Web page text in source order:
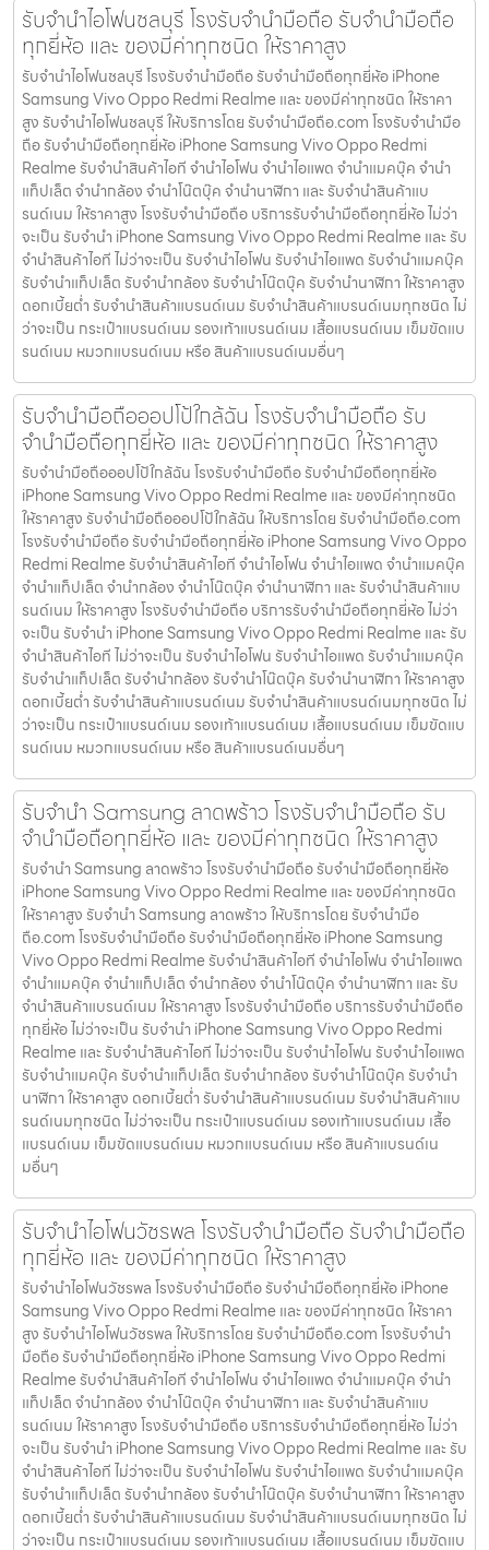
รับจำนำไอโฟนชลบุรี โรงรับจำนำมือถือ รับจำนำมือถือ
ทุกยี่ห้อ และ ของมีค่าทุกชนิด ให้ราคาสูง
รับจำนำไอโฟนชลบุรี โรงรับจำนำมือถือ รับจำนำมือถือทุกยี่ห้อ iPhone
Samsung Vivo Oppo Redmi Realme และ ของมีค่าทุกชนิด ให้ราคา
สูง รับจำนำไอโฟนชลบุรี ให้บริการโดย รับจํานํามือถือ.com โรงรับจำนำมือ
ถือ รับจำนำมือถือทุกยี่ห้อ iPhone Samsung Vivo Oppo Redmi
Realme รับจำนำสินค้าไอที จำนำไอโฟน จำนำไอแพด จำนำแมคบุ๊ค จำนำ
แท็ปเล็ต จำนำกล้อง จำนำโน๊ตบุ๊ค จำนำนาฬิกา และ รับจำนำสินค้าแบ
รนด์เนม ให้ราคาสูง โรงรับจำนำมือถือ บริการรับจำนำมือถือทุกยี่ห้อ ไม่ว่า
จะเป็น รับจำนำ iPhone Samsung Vivo Oppo Redmi Realme และ รับ
จำนำสินค้าไอที ไม่ว่าจะเป็น รับจำนำไอโฟน รับจำนำไอแพด รับจำนำแมคบุ๊ค
รับจำนำแท็ปเล็ต รับจำนำกล้อง รับจำนำโน๊ตบุ๊ค รับจำนำนาฬิกา ให้ราคาสูง
ดอกเบี้ยต่ำ รับจำนำสินค้าแบรนด์เนม รับจำนำสินค้าแบรนด์เนมทุกชนิด ไม่
ว่าจะเป็น กระเป๋าแบรนด์เนม รองเท้าแบรนด์เนม เสื้อแบรนด์เนม เข็มขัดแบ
รนด์เนม หมวกแบรนด์เนม หรือ สินค้าแบรนด์เนมอื่นๆ
รับจำนำมือถือออปโป้ใกล้ฉัน โรงรับจำนำมือถือ รับ
จำนำมือถือทุกยี่ห้อ และ ของมีค่าทุกชนิด ให้ราคาสูง
รับจำนำมือถือออปโป้ใกล้ฉัน โรงรับจำนำมือถือ รับจำนำมือถือทุกยี่ห้อ
iPhone Samsung Vivo Oppo Redmi Realme และ ของมีค่าทุกชนิด
ให้ราคาสูง รับจำนำมือถือออปโป้ใกล้ฉัน ให้บริการโดย รับจํานํามือถือ.com
โรงรับจำนำมือถือ รับจำนำมือถือทุกยี่ห้อ iPhone Samsung Vivo Oppo
Redmi Realme รับจำนำสินค้าไอที จำนำไอโฟน จำนำไอแพด จำนำแมคบุ๊ค
จำนำแท็ปเล็ต จำนำกล้อง จำนำโน๊ตบุ๊ค จำนำนาฬิกา และ รับจำนำสินค้าแบ
รนด์เนม ให้ราคาสูง โรงรับจำนำมือถือ บริการรับจำนำมือถือทุกยี่ห้อ ไม่ว่า
จะเป็น รับจำนำ iPhone Samsung Vivo Oppo Redmi Realme และ รับ
จำนำสินค้าไอที ไม่ว่าจะเป็น รับจำนำไอโฟน รับจำนำไอแพด รับจำนำแมคบุ๊ค
รับจำนำแท็ปเล็ต รับจำนำกล้อง รับจำนำโน๊ตบุ๊ค รับจำนำนาฬิกา ให้ราคาสูง
ดอกเบี้ยต่ำ รับจำนำสินค้าแบรนด์เนม รับจำนำสินค้าแบรนด์เนมทุกชนิด ไม่
ว่าจะเป็น กระเป๋าแบรนด์เนม รองเท้าแบรนด์เนม เสื้อแบรนด์เนม เข็มขัดแบ
รนด์เนม หมวกแบรนด์เนม หรือ สินค้าแบรนด์เนมอื่นๆ
รับจำนำ Samsung ลาดพร้าว โรงรับจำนำมือถือ รับ
จำนำมือถือทุกยี่ห้อ และ ของมีค่าทุกชนิด ให้ราคาสูง
รับจำนำ Samsung ลาดพร้าว โรงรับจำนำมือถือ รับจำนำมือถือทุกยี่ห้อ
iPhone Samsung Vivo Oppo Redmi Realme และ ของมีค่าทุกชนิด
ให้ราคาสูง รับจำนำ Samsung ลาดพร้าว ให้บริการโดย รับจํานํามือ
ถือ.com โรงรับจำนำมือถือ รับจำนำมือถือทุกยี่ห้อ iPhone Samsung
Vivo Oppo Redmi Realme รับจำนำสินค้าไอที จำนำไอโฟน จำนำไอแพด
จำนำแมคบุ๊ค จำนำแท็ปเล็ต จำนำกล้อง จำนำโน๊ตบุ๊ค จำนำนาฬิกา และ รับ
จำนำสินค้าแบรนด์เนม ให้ราคาสูง โรงรับจำนำมือถือ บริการรับจำนำมือถือ
ทุกยี่ห้อ ไม่ว่าจะเป็น รับจำนำ iPhone Samsung Vivo Oppo Redmi
Realme และ รับจำนำสินค้าไอที ไม่ว่าจะเป็น รับจำนำไอโฟน รับจำนำไอแพด
รับจำนำแมคบุ๊ค รับจำนำแท็ปเล็ต รับจำนำกล้อง รับจำนำโน๊ตบุ๊ค รับจำนำ
นาฬิกา ให้ราคาสูง ดอกเบี้ยต่ำ รับจำนำสินค้าแบรนด์เนม รับจำนำสินค้าแบ
รนด์เนมทุกชนิด ไม่ว่าจะเป็น กระเป๋าแบรนด์เนม รองเท้าแบรนด์เนม เสื้อ
แบรนด์เนม เข็มขัดแบรนด์เนม หมวกแบรนด์เนม หรือ สินค้าแบรนด์เน
มอื่นๆ
รับจำนำไอโฟนวัชรพล โรงรับจำนำมือถือ รับจำนำมือถือ
ทุกยี่ห้อ และ ของมีค่าทุกชนิด ให้ราคาสูง
รับจำนำไอโฟนวัชรพล โรงรับจำนำมือถือ รับจำนำมือถือทุกยี่ห้อ iPhone
Samsung Vivo Oppo Redmi Realme และ ของมีค่าทุกชนิด ให้ราคา
สูง รับจำนำไอโฟนวัชรพล ให้บริการโดย รับจํานํามือถือ.com โรงรับจำนำ
มือถือ รับจำนำมือถือทุกยี่ห้อ iPhone Samsung Vivo Oppo Redmi
Realme รับจำนำสินค้าไอที จำนำไอโฟน จำนำไอแพด จำนำแมคบุ๊ค จำนำ
แท็ปเล็ต จำนำกล้อง จำนำโน๊ตบุ๊ค จำนำนาฬิกา และ รับจำนำสินค้าแบ
รนด์เนม ให้ราคาสูง โรงรับจำนำมือถือ บริการรับจำนำมือถือทุกยี่ห้อ ไม่ว่า
จะเป็น รับจำนำ iPhone Samsung Vivo Oppo Redmi Realme และ รับ
จำนำสินค้าไอที ไม่ว่าจะเป็น รับจำนำไอโฟน รับจำนำไอแพด รับจำนำแมคบุ๊ค
รับจำนำแท็ปเล็ต รับจำนำกล้อง รับจำนำโน๊ตบุ๊ค รับจำนำนาฬิกา ให้ราคาสูง
ดอกเบี้ยต่ำ รับจำนำสินค้าแบรนด์เนม รับจำนำสินค้าแบรนด์เนมทุกชนิด ไม่
ว่าจะเป็น กระเป๋าแบรนด์เนม รองเท้าแบรนด์เนม เสื้อแบรนด์เนม เข็มขัดแบ